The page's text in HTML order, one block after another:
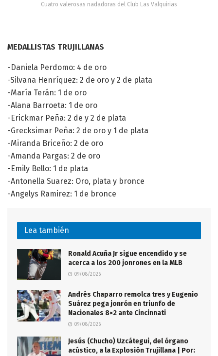
Cuatro valerosas nadadoras del Club Las Valquirias
MEDALLISTAS TRUJILLANAS
-Daniela Perdomo: 4 de oro
-Silvana Henríquez: 2 de oro y 2 de plata
-María Terán: 1 de oro
-Alana Barroeta: 1 de oro
-Erickmar Peña: 2 de y 2 de plata
-Grecksimar Peña: 2 de oro y 1 de plata
-Miranda Briceño: 2 de oro
-Amanda Pargas: 2 de oro
-Emily Bello: 1 de plata
-Antonella Suarez: Oro, plata y bronce
-Angelys Ramirez: 1 de bronce
Lea también
Ronald Acuña Jr sigue encendido y se
acerca a los 200 jonrones en la MLB
09/08/2026
Andrés Chaparro remolca tres y Eugenio
Suárez pega jonrón en triunfo de
Nacionales 8×2 ante Cincinnati
09/08/2026
Jesús (Chucho) Uzcátegui, del órgano
acústico, a la Explosión Trujillana | Por: